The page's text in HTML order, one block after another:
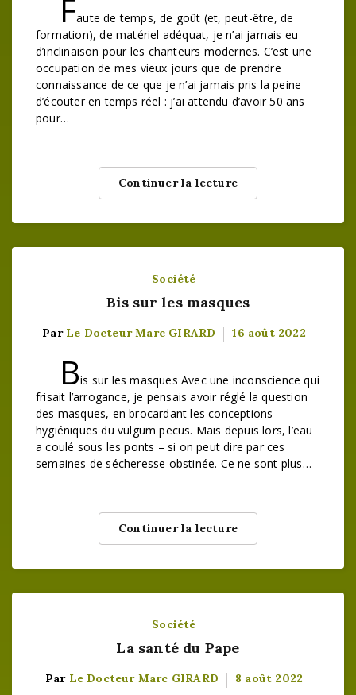
Faute de temps, de goût (et, peut-être, de
formation), de matériel adéquat, je n’ai jamais eu
d’inclinaison pour les chanteurs modernes. C’est une
occupation de mes vieux jours que de prendre
connaissance de ce que je n’ai jamais pris la peine
d’écouter en temps réel : j’ai attendu d’avoir 50 ans
pour…
Continuer la lecture
Société
Bis sur les masques
Par Le Docteur Marc GIRARD 16 août 2022
Bis sur les masques Avec une inconscience qui
frisait l’arrogance, je pensais avoir réglé la question
des masques, en brocardant les conceptions
hygiéniques du vulgum pecus. Mais depuis lors, l’eau
a coulé sous les ponts – si on peut dire par ces
semaines de sécheresse obstinée. Ce ne sont plus…
Continuer la lecture
Société
La santé du Pape
Par Le Docteur Marc GIRARD 8 août 2022